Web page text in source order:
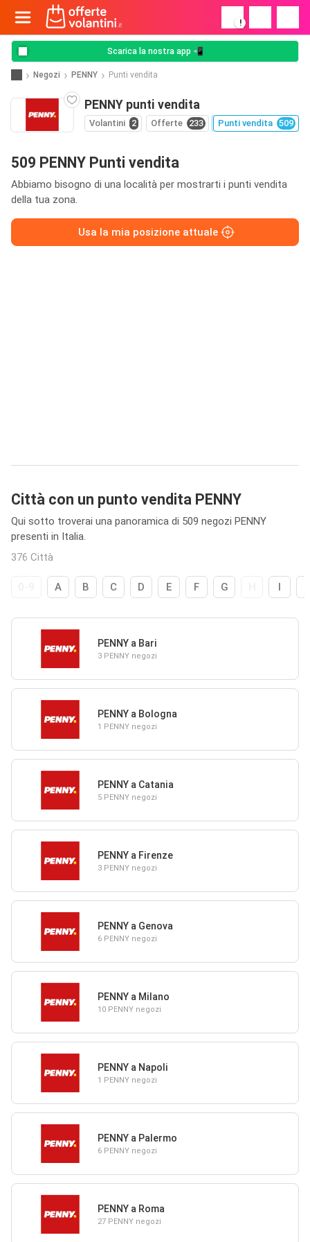
!
Scarica la nostra app 📲
Negozi PENNY Punti vendita
PENNY punti vendita
Volantini 2 Offerte 233 Punti vendita 509
509 PENNY Punti vendita
Abbiamo bisogno di una località per mostrarti i punti vendita
della tua zona.
Usa la mia posizione attuale
Città con un punto vendita PENNY
Qui sotto troverai una panoramica di 509 negozi PENNY
presenti in Italia.
376 Città
A B C D E F G I
PENNY a Bari
3 PENNY negozi
PENNY a Bologna
1 PENNY negozi
PENNY a Catania
5 PENNY negozi
PENNY a Firenze
3 PENNY negozi
PENNY a Genova
6 PENNY negozi
PENNY a Milano
10 PENNY negozi
PENNY a Napoli
1 PENNY negozi
PENNY a Palermo
6 PENNY negozi
PENNY a Roma
27 PENNY negozi